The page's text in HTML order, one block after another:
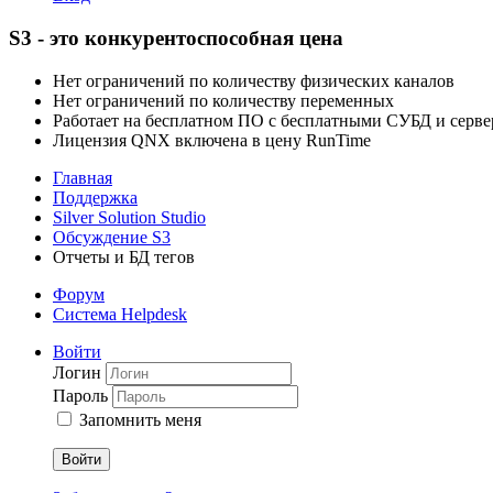
S3 - это конкурентоспособная цена
Нет ограничений по количеству физических каналов
Нет ограничений по количеству переменных
Работает на бесплатном ПО с бесплатными СУБД и
Лицензия QNX включена в цену RunTime
Главная
Поддержка
Silver Solution Studio
Обсуждение S3
Отчеты и БД тегов
Форум
Система Helpdesk
Войти
Логин
Пароль
Запомнить меня
Войти